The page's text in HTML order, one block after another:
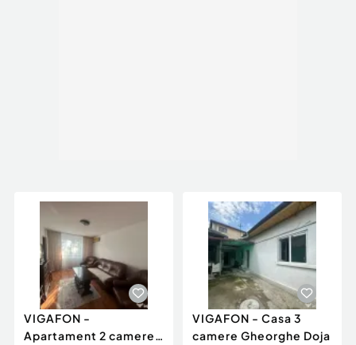
VIGAFON -
Apartament 2 camere
VIGAFON - Casa 3
camere Gheorghe Doja